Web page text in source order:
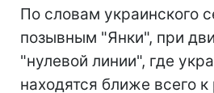
По словам украинского
позывным "Янки", при
"нулевой линии", где
находятся ближе всего